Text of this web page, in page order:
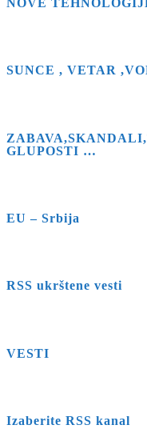
NOVE
SUNCE , VETAR
GLUPOSTI …
EU – Srbija
RSS ukrštene vesti
VESTI
Izaberite RSS kanal